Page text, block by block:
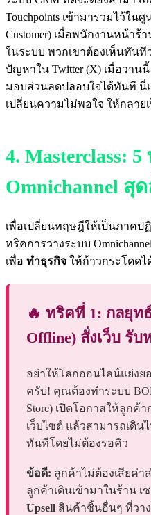
Touchpoints เข้ามารวมไว้ในศู
Customer) เมื่อพนักงานหน้า
ในระบบ พวกเขาต้องเห็นทัน
ปัญหาใน Twitter (X) เมื่อวาน
มอบส่วนลดปลอบใจได้ทันที นี่
เปลี่ยนความไม่พอใจ ให้กลา
4. Masterclass:
Omnichannel สุ
เพื่อเปลี่ยนทฤษฎีให้เป็นภาคป
ทริคการวางระบบ
เพื่อ ทำธุรกิจ ให้ก้าวกระโดด
🔥 ทริคที่ 1: กลยุท
Offline) สั่งเว็บ รับ
อย่าให้โลกออนไลน์แย่ง
ครับ! คุณต้องทำระบบ
Store) เปิดโอกาสให้ลูกค้
เว็บไซต์ แล้วสามารถเดิ
ทันทีโดยไม่ต้องรอคิว
ข้อดี: ลูกค้าไม่ต้องเสียค่า
ลูกค้าเดินเข้ามาในร้าน
Upsell สินค้าชิ้นอื่นๆ ที่วา